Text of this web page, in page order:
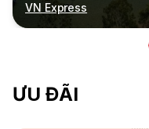
VN Express
ƯU ĐÃI